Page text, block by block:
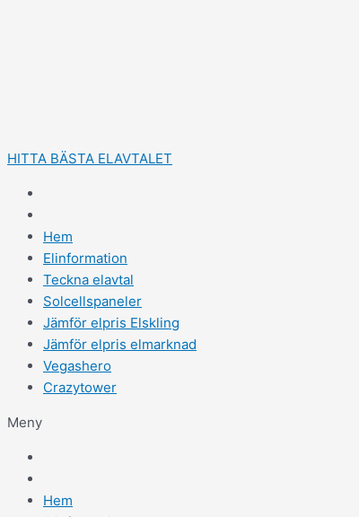
HITTA BÄSTA ELAVTALET
Hem
Elinformation
Teckna elavtal
Solcellspaneler
Jämför elpris Elskling
Jämför elpris elmarknad
Vegashero
Crazytower
Meny
Hem